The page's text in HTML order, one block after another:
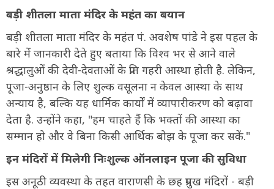
बड़ी शीतला माता मंदिर के महंत का बयान
बड़ी शीतला माता मंदिर के महंत पं. अवशेष पांडे ने इस पहल के
बारे में जानकारी देते हुए बताया कि विश्व भर से आने वाले
श्रद्धालुओं की देवी-देवताओं के प्रति गहरी आस्था होती है. लेकिन,
पूजा-अनुष्ठान के लिए शुल्क वसूलना न केवल आस्था के साथ
अन्याय है, बल्कि यह धार्मिक कार्यों में व्यापारीकरण को बढ़ावा
देता है. उन्होंने कहा, "हम चाहते हैं कि भक्तों की आस्था का
सम्मान हो और वे बिना किसी आर्थिक बोझ के पूजा कर सकें."
इन मंदिरों में मिलेगी निःशुल्क ऑनलाइन पूजा की सुविधा
इस अनूठी व्यवस्था के तहत वाराणसी के छह प्रमुख मंदिरों - बड़ी